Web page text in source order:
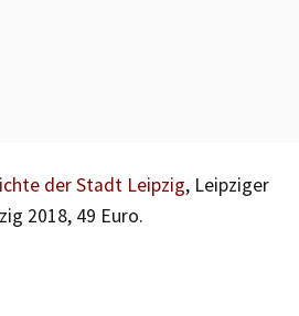
der Stadt Leipzig, Leipziger
2018, 49 Euro.